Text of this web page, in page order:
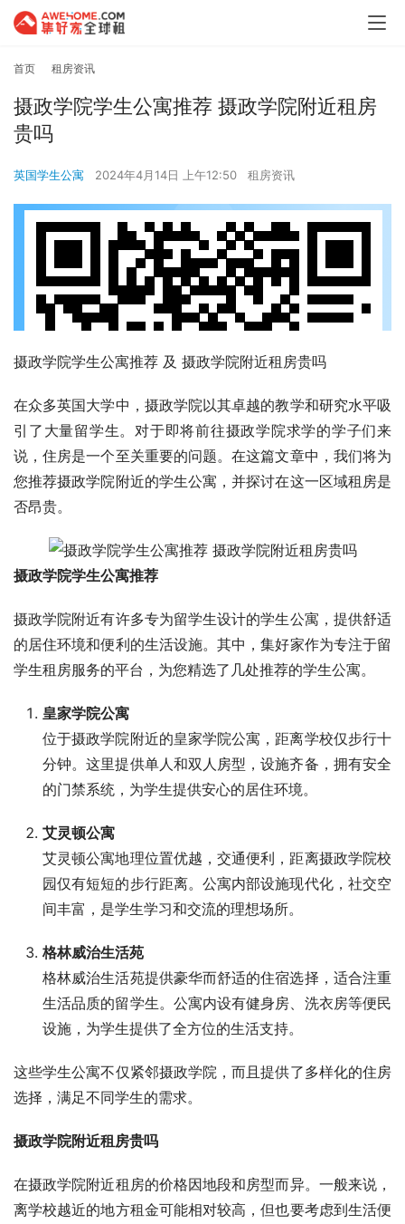
首页 租房资讯
摄政学院学生公寓推荐 摄政学院附近租房
贵吗
英国学生公寓 2024年4月14日 上午12:50 租房资讯
摄政学院学生公寓推荐 及 摄政学院附近租房贵吗
在众多英国大学中，摄政学院以其卓越的教学和研究水平吸
引了大量留学生。对于即将前往摄政学院求学的学子们来
说，住房是一个至关重要的问题。在这篇文章中，我们将为
您推荐摄政学院附近的学生公寓，并探讨在这一区域租房是
否昂贵。
摄政学院学生公寓推荐
摄政学院附近有许多专为留学生设计的学生公寓，提供舒适
的居住环境和便利的生活设施。其中，集好家作为专注于留
学生租房服务的平台，为您精选了几处推荐的学生公寓。
皇家学院公寓
位于摄政学院附近的皇家学院公寓，距离学校仅步行十
分钟。这里提供单人和双人房型，设施齐备，拥有安全
的门禁系统，为学生提供安心的居住环境。
艾灵顿公寓
艾灵顿公寓地理位置优越，交通便利，距离摄政学院校
园仅有短短的步行距离。公寓内部设施现代化，社交空
间丰富，是学生学习和交流的理想场所。
格林威治生活苑
格林威治生活苑提供豪华而舒适的住宿选择，适合注重
生活品质的留学生。公寓内设有健身房、洗衣房等便民
设施，为学生提供了全方位的生活支持。
这些学生公寓不仅紧邻摄政学院，而且提供了多样化的住房
选择，满足不同学生的需求。
摄政学院附近租房贵吗
在摄政学院附近租房的价格因地段和房型而异。一般来说，
离学校越近的地方租金可能相对较高，但也要考虑到生活便